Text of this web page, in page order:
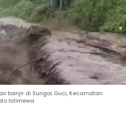
banjir di Sungai Guci, Kecamatan
Istimewa